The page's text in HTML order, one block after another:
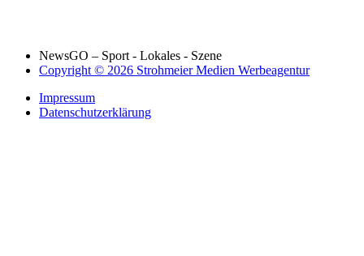
NewsGO – Sport - Lokales - Szene
Copyright © 2026 Strohmeier Medien Werbeagentur
Impressum
Datenschutzerklärung